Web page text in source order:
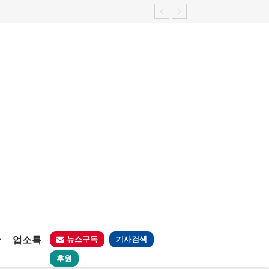
업소록 뉴스구독 기사검색
후원